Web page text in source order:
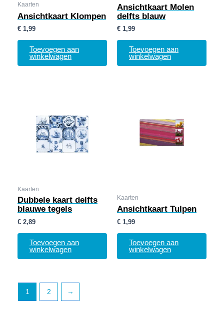
Kaarten
Ansichtkaart Klompen
€ 1,99
Toevoegen aan
winkelwagen
Ansichtkaart Molen
delfts blauw
€ 1,99
Toevoegen aan
winkelwagen
Kaarten
Dubbele kaart delfts
blauwe tegels
€ 2,89
Toevoegen aan
winkelwagen
Kaarten
Ansichtkaart Tulpen
€ 1,99
Toevoegen aan
winkelwagen
1 2 →